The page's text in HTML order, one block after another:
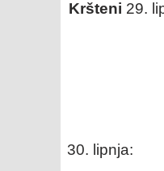
Kršteni 29.
lipnja: